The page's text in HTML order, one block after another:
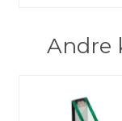
Andre